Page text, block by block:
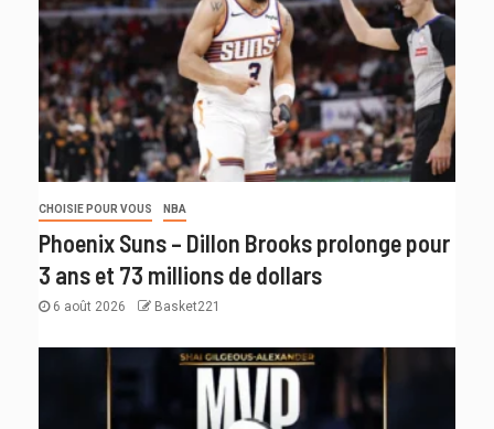
CHOISIE POUR VOUS NBA
Phoenix Suns – Dillon Brooks prolonge pour
3 ans et 73 millions de dollars
6 août 2026 Basket221